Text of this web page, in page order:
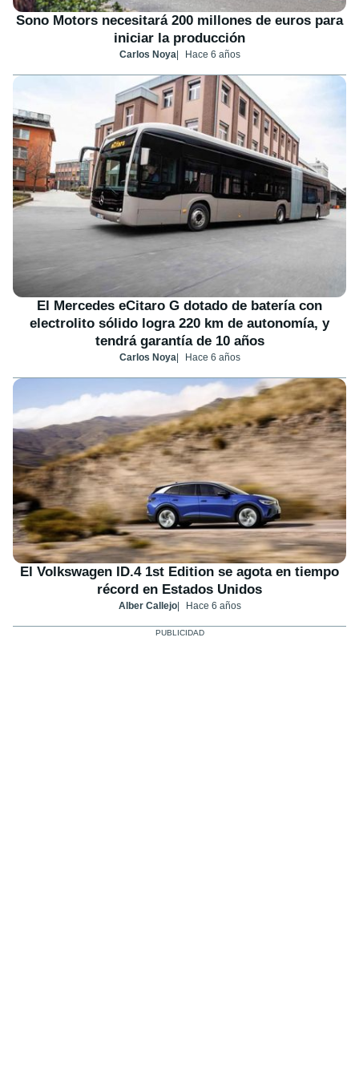
Sono Motors necesitará 200 millones de euros para
iniciar la producción
Carlos Noya Hace 6 años
El Mercedes eCitaro G dotado de batería con
electrolito sólido logra 220 km de autonomía, y
tendrá garantía de 10 años
Carlos Noya Hace 6 años
El Volkswagen ID.4 1st Edition se agota en tiempo
récord en Estados Unidos
Alber Callejo Hace 6 años